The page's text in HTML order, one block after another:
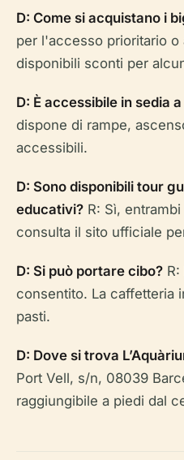
D: Come si acquistano i
per l'accesso prioritario o
disponibili sconti per
D: È accessibile in sedia
dispone di rampe,
accessibili.
D: Sono disponibili tour
educativi? R: Sì,
consulta il sito ufficiale
D: Si può portare cibo?
consentito. La caffetteria
pasti.
D: Dove si trova
Port Vell, s/n, 08039
raggiungibile a piedi dal